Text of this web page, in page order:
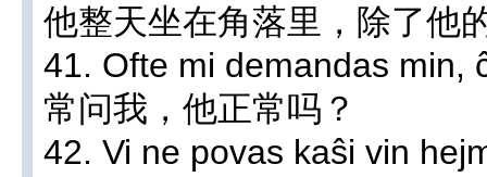
他整天坐在角落里，除了他
41. Ofte mi demandas min,
常问我，他正常吗？
42. Vi ne povas kaŝi vin